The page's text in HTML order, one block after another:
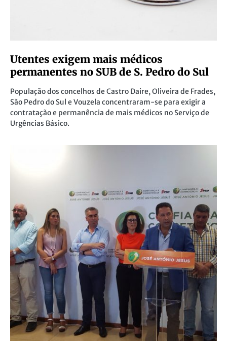
Utentes exigem mais médicos
permanentes no SUB de S. Pedro do Sul
População dos concelhos de Castro Daire, Oliveira de Frades,
São Pedro do Sul e Vouzela concentraram-se para exigir a
contratação e permanência de mais médicos no Serviço de
Urgências Básico.